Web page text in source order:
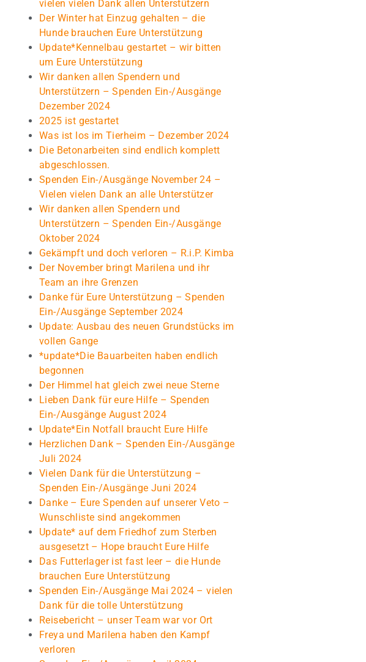
vielen vielen Dank allen Unterstützern
Der Winter hat Einzug gehalten – die
Hunde brauchen Eure Unterstützung
Update*Kennelbau gestartet – wir bitten
um Eure Unterstützung
Wir danken allen Spendern und
Unterstützern – Spenden Ein-/Ausgänge
Dezember 2024
2025 ist gestartet
Was ist los im Tierheim – Dezember 2024
Die Betonarbeiten sind endlich komplett
abgeschlossen.
Spenden Ein-/Ausgänge November 24 –
Vielen vielen Dank an alle Unterstützer
Wir danken allen Spendern und
Unterstützern – Spenden Ein-/Ausgänge
Oktober 2024
Gekämpft und doch verloren – R.i.P. Kimba
Der November bringt Marilena und ihr
Team an ihre Grenzen
Danke für Eure Unterstützung – Spenden
Ein-/Ausgänge September 2024
Update: Ausbau des neuen Grundstücks im
vollen Gange
*update*Die Bauarbeiten haben endlich
begonnen
Der Himmel hat gleich zwei neue Sterne
Lieben Dank für eure Hilfe – Spenden
Ein-/Ausgänge August 2024
Update*Ein Notfall braucht Eure Hilfe
Herzlichen Dank – Spenden Ein-/Ausgänge
Juli 2024
Vielen Dank für die Unterstützung –
Spenden Ein-/Ausgänge Juni 2024
Danke – Eure Spenden auf unserer Veto –
Wunschliste sind angekommen
Update* auf dem Friedhof zum Sterben
ausgesetzt – Hope braucht Eure Hilfe
Das Futterlager ist fast leer – die Hunde
brauchen Eure Unterstützung
Spenden Ein-/Ausgänge Mai 2024 – vielen
Dank für die tolle Unterstützung
Reisebericht – unser Team war vor Ort
Freya und Marilena haben den Kampf
verloren